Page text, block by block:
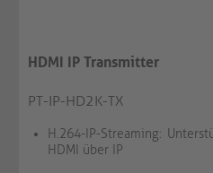
HDMI IP Transmitter
PT-IP-HD2K-TX
H.264-IP-Streaming:
HDMI über IP